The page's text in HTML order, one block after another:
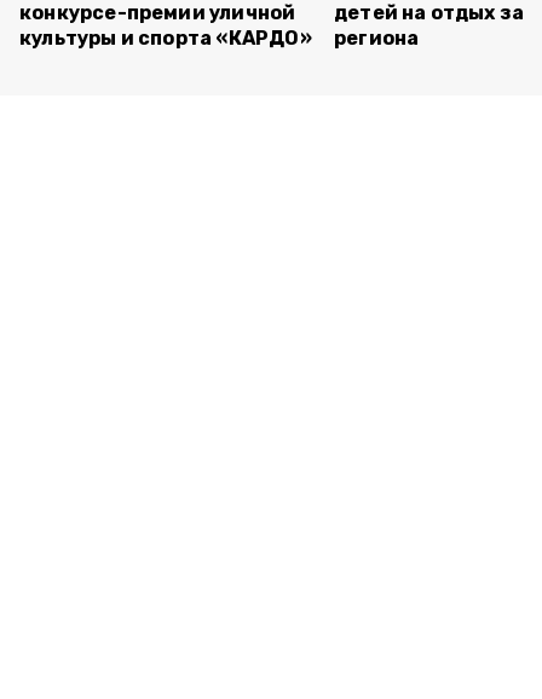
конкурсе-премии уличной
культуры и спорта «КАРДО»
детей на отдых за
региона